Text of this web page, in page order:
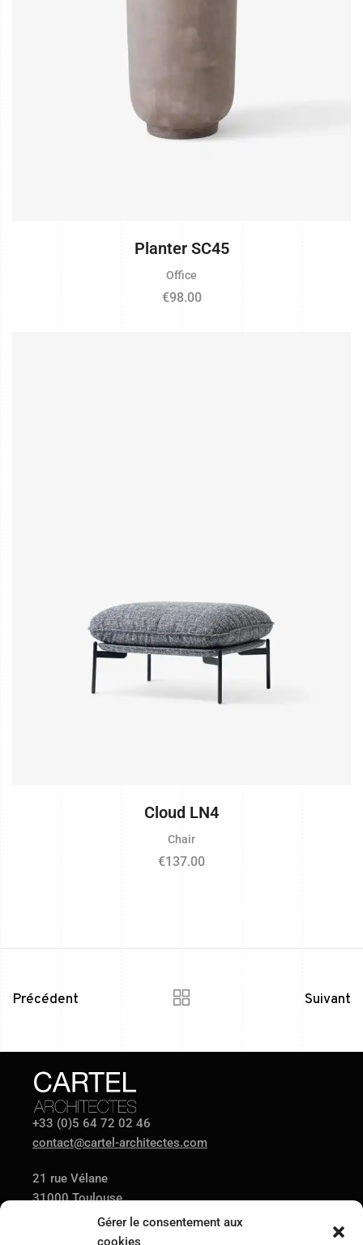
Gérer le consentement aux
cookies
Planter SC45
Office
€98.00
Cloud LN4
Chair
€137.00
Précédent Suivant
+33 (0)5 64 72 02 46
contact@cartel-architectes.com
21 rue Vélane
31000 Toulouse